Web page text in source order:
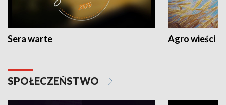
Sera warte Agro wieści
SPOŁECZEŃSTWO